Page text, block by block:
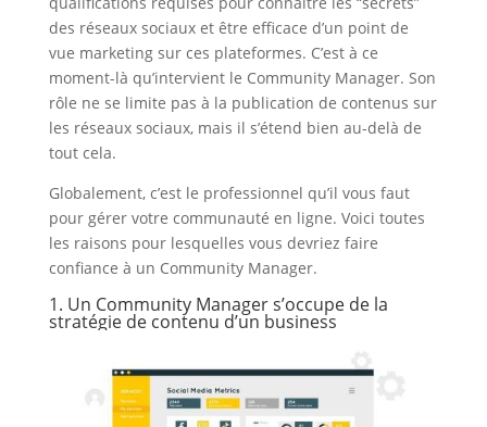
des réseaux sociaux et être efficace d’un point de
vue marketing sur ces plateformes. C’est à ce
moment-là qu’intervient le Community Manager. Son
rôle ne se limite pas à la publication de contenus sur
les réseaux sociaux, mais il s’étend bien au-delà de
tout cela.
Globalement, c’est le professionnel qu’il vous faut
pour gérer votre communauté en ligne. Voici toutes
les raisons pour lesquelles vous devriez faire
confiance à un Community Manager.
1. Un Community Manager s’occupe de la
stratégie de contenu d’un business